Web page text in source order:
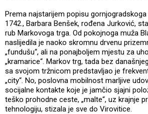
Prema najstarijem popisu
1742., Barbara Benšek, rođena Jurković,
rub Markovoga trga. Od pokojnoga muža
naslijedila je naoko skromnu drvenu
„fundušu“, ali na ponajboljem mjestu za
„kramarice“. Markov trg, tada bez
sa svojom tržnicom predstavljao je
„city“. No, poslovna mobilnost marljive
socijalne kontakte koje je jamčio sjajni
teško prohodne ceste, „malte“, uz krajnje
tehnologiju, stizala je sve do Virovitice.